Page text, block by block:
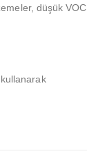
düşük VOC